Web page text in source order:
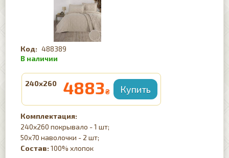
488389
240x260 4883₴
Комплектация:
240x260 покрывало - 1 шт;
50x70 наволочки - 2 шт;
Состав: 100% хлопок